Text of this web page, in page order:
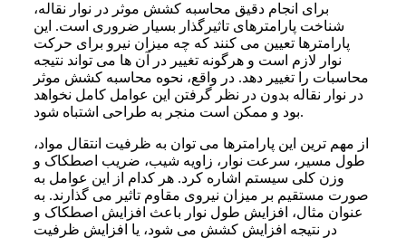
برای انجام دقیق محاسبه کشش موثر در نوار نقاله،
شناخت پارامترهای تاثیرگذار بسیار ضروری است. این
پارامترها تعیین می کنند که چه میزان نیرو برای حرکت
نوار لازم است و هرگونه تغییر در آن ها می تواند نتیجه
محاسبات را تغییر دهد. در واقع، نحوه محاسبه کشش موثر
در نوار نقاله بدون در نظر گرفتن این عوامل کامل نخواهد
بود و ممکن است منجر به طراحی اشتباه شود.
از مهم ترین این پارامترها می توان به ظرفیت انتقال مواد،
طول مسیر، سرعت نوار، زاویه شیب، ضریب اصطکاک و
وزن کلی سیستم اشاره کرد. هر کدام از این عوامل به
صورت مستقیم بر میزان نیروی مقاوم تاثیر می گذارند. به
عنوان مثال، افزایش طول نوار باعث افزایش اصطکاک و
در نتیجه افزایش کشش می شود، یا افزایش ظرفیت